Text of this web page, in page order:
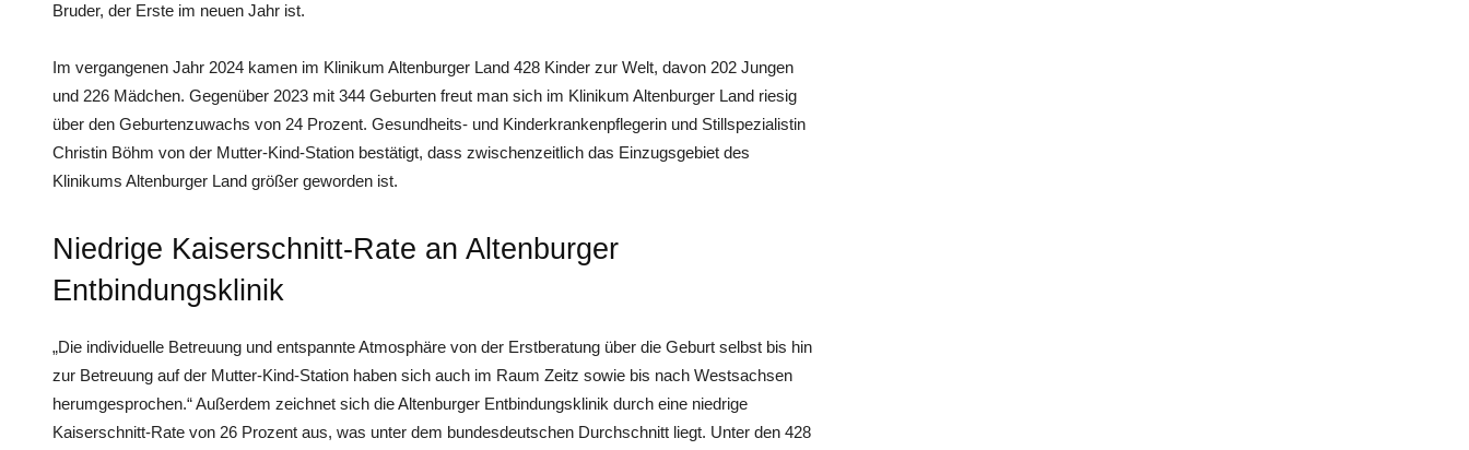
Bruder, der Erste im neuen Jahr ist.
Im vergangenen Jahr 2024 kamen im Klinikum Altenburger Land 428 Kinder zur Welt, davon 202 Jungen
und 226 Mädchen. Gegenüber 2023 mit 344 Geburten freut man sich im Klinikum Altenburger Land riesig
über den Geburtenzuwachs von 24 Prozent. Gesundheits- und Kinderkrankenpflegerin und Stillspezialistin
Christin Böhm von der Mutter-Kind-Station bestätigt, dass zwischenzeitlich das Einzugsgebiet des
Klinikums Altenburger Land größer geworden ist.
Niedrige Kaiserschnitt-Rate an Altenburger
Entbindungsklinik
„Die individuelle Betreuung und entspannte Atmosphäre von der Erstberatung über die Geburt selbst bis hin
zur Betreuung auf der Mutter-Kind-Station haben sich auch im Raum Zeitz sowie bis nach Westsachsen
herumgesprochen.“ Außerdem zeichnet sich die Altenburger Entbindungsklinik durch eine niedrige
Kaiserschnitt-Rate von 26 Prozent aus, was unter dem bundesdeutschen Durchschnitt liegt. Unter den 428